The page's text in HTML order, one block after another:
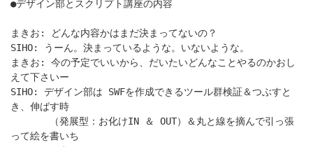
●デザイン部とスクリプト講座の内容
まきお: どんな内容かはまだ決まってないの？
SIHO: うーん。決まっているような。いないような。
まきお: 今の予定でいいから、だいたいどんなことやるのかおし
えて下さいー
SIHO: デザイン部は SWFを作成できるツール群検証＆つぶすと
き、伸ばす時
（発展型：お化けIN ＆ OUT）＆丸と線を摘んで引っ張
って絵を書いち